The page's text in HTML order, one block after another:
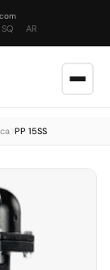
SQ AR
PP 15SS